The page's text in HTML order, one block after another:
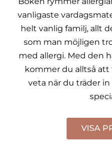
vanligaste
helt vanlig familj, allt
som man möjligen
med allergi. Med den
kommer du alltså att
veta när du träder
VISA